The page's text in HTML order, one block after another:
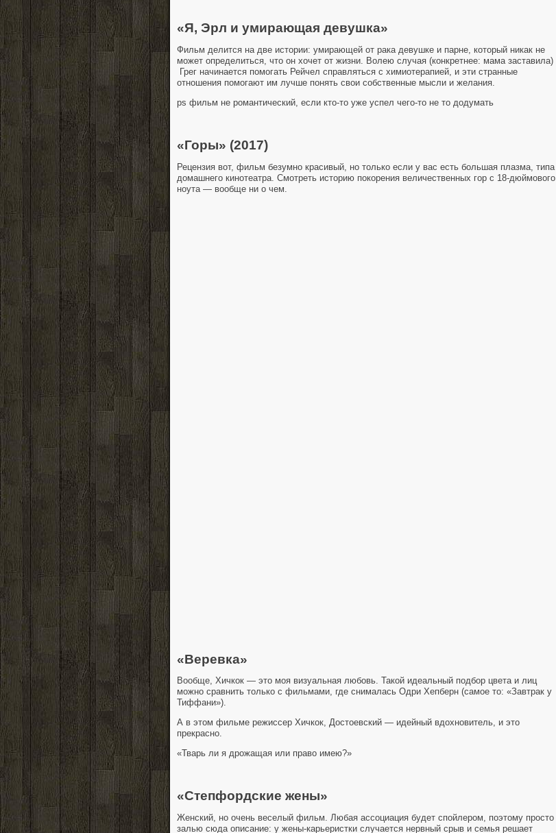
«Я, Эрл и умирающая девушка»
Фильм делится на две истории: умирающей от рака девушке и парне, который никак не
может определиться, что он хочет от жизни. Волею случая (конкретнее: мама заставила)
Грег начинается помогать Рейчел справляться с химиотерапией, и эти странные
отношения помогают им лучше понять свои собственные мысли и желания.
ps фильм не романтический, если кто-то уже успел чего-то не то додумать
«Горы» (2017)
Рецензия вот, фильм безумно красивый, но только если у вас есть большая плазма, типа
домашнего кинотеатра. Смотреть историю покорения величественных гор с 18-дюймового
ноута — вообще ни о чем.
«Веревка»
Вообще, Хичкок — это моя визуальная любовь. Такой идеальный подбор цвета и лиц
можно сравнить только с фильмами, где снималась Одри Хепберн (самое то: «Завтрак у
Тиффани»).
А в этом фильме режиссер Хичкок, Достоевский — идейный вдохновитель, и это
прекрасно.
«Тварь ли я дрожащая или право имею?»
«Степфордские жены»
Женский, но очень веселый фильм. Любая ассоциация будет спойлером, поэтому просто
залью сюда описание: у жены-карьеристки случается нервный срыв и семья решает